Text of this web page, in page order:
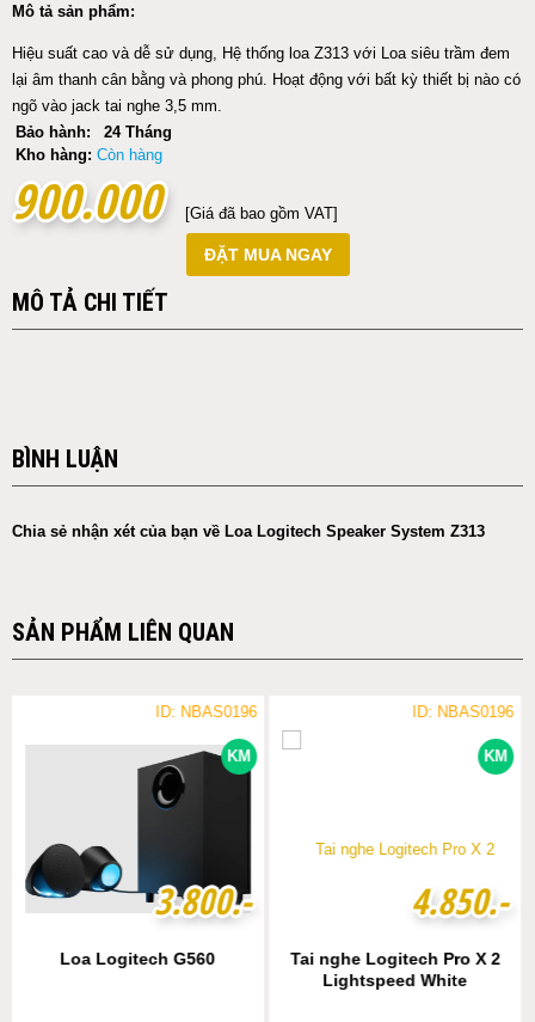
Mô tả sản phẩm:
Hiệu suất cao và dễ sử dụng, Hệ thống loa Z313 với Loa siêu trầm đem
lại âm thanh cân bằng và phong phú. Hoạt động với bất kỳ thiết bị nào có
ngõ vào jack tai nghe 3,5 mm.
Bảo hành:
24 Tháng
Kho hàng: Còn hàng
900.000
900.000 [Giá đã bao gồm VAT]
ĐẶT MUA NGAY
MÔ TẢ CHI TIẾT
BÌNH LUẬN
Chia sẻ nhận xét của bạn về Loa Logitech Speaker System Z313
SẢN PHẨM LIÊN QUAN
KM
ID: NBAS0196
3.800.-
3.800.-
Loa Logitech G560
KM
ID: NBAS0196
4.850.-
4.850.-
Tai nghe Logitech Pro X 2
Lightspeed White